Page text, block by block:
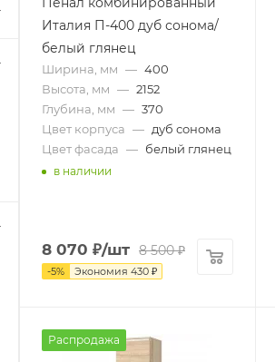
Италия П-400 дуб сонома/
белый глянец
Ширина, мм — 400
Высота, мм — 2152
Глубина, мм — 370
Цвет корпуса — дуб сонома
Цвет фасада — белый глянец
в наличии
8 070 ₽/шт 8 500₽
-5% Экономия 430 ₽
Распродажа